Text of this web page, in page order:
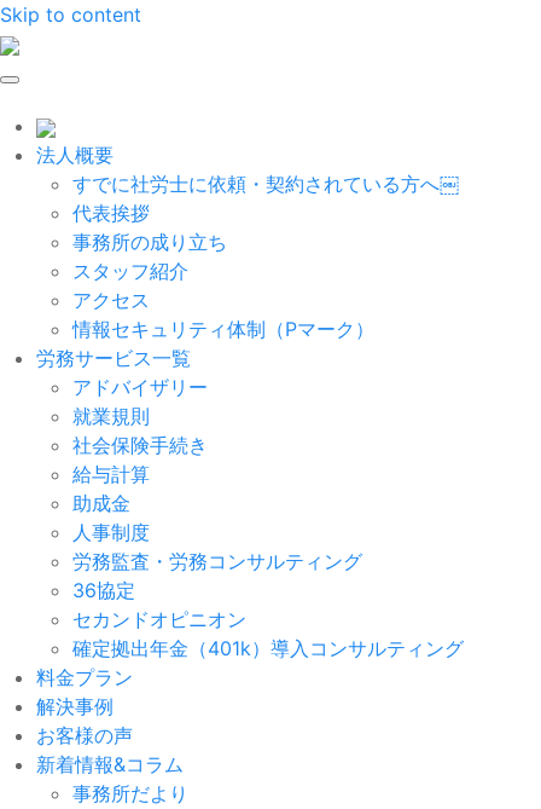
Skip to content
法人概要
すでに社労士に依頼・契約されている方へ￼
代表挨拶
事務所の成り立ち
スタッフ紹介
アクセス
情報セキュリティ体制（Pマーク）
労務サービス一覧
アドバイザリー
就業規則
社会保険手続き
給与計算
助成金
人事制度
労務監査・労務コンサルティング
36協定
セカンドオピニオン
確定拠出年金（401k）導入コンサルティング
料金プラン
解決事例
お客様の声
新着情報&コラム
事務所だより